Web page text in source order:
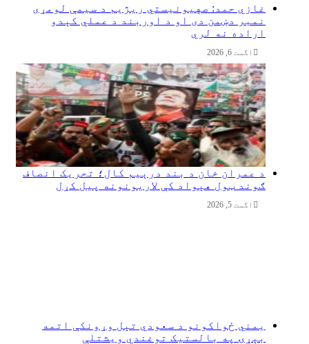
غازي حمد: صهیونیستي ریژیم د سیمې لومړی
نمبر دښمن دی او د اوربند د عملي کېدو
اراده نه لري
اگست 6, 2026
د عمران خان د بند درېیم کال؛ تحریک انصاف
ګوند ټول هېواد کې لاریونونه پیل کړل
اگست 5, 2026
یمني ځواکونو د سعودي تېل وړونکې اتمه
بېړۍ په بالستیک توغندي ویشتلې